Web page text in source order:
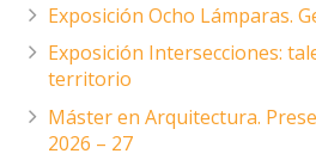
Exposición Ocho Lámparas.
Exposición Intersecciones:
territorio
Máster en Arquitectura.
2026 – 27